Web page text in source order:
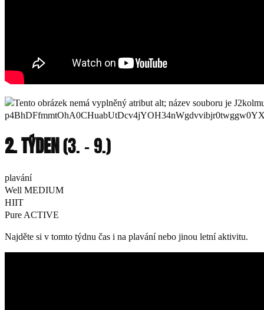
2. TÝDEN(3. – 9.)
plavání
Well MEDIUM
HIIT
Pure ACTIVE
Najděte si v tomto týdnu čas i na plavání nebo jinou letní aktivitu.